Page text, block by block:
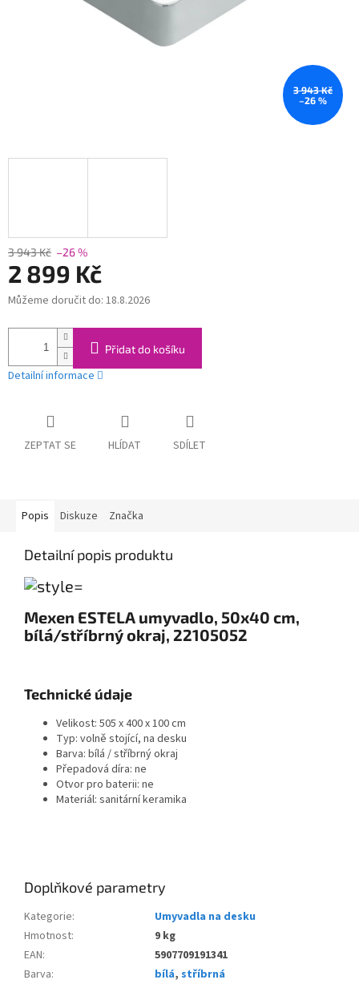
3 943 Kč
–26 %
3 943 Kč –26 %
2 899 Kč
Měrná
Můžeme doručit do: 18.8.2026
Přidat do košíku
Detailní informace
ZEPTAT SE HLÍDAT SDÍLET
Popis Diskuze Značka
Detailní popis produktu
Mexen ESTELA umyvadlo, 50x40 cm,
bílá/stříbrný okraj, 22105052
Technické údaje
Velikost: 505 x 400 x 100 cm
Typ: volně stojící, na desku
Barva: bílá / stříbrný okraj
Přepadová díra: ne
Otvor pro baterii: ne
Materiál: sanitární keramika
Doplňkové parametry
Kategorie:
Umyvadla na desku
Hmotnost:
9 kg
EAN:
5907709191341
Barva: bílá, stříbrná